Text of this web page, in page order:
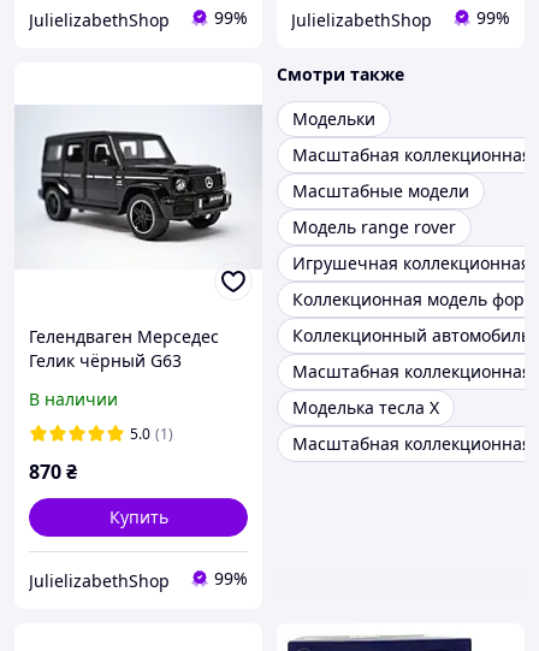
JulielizabethShop 99% JulielizabethShop 99%
Гелендваген Мерседес
Гелик чёрный G63
модель коллекционная
MERCEDES BENZ G63
В наличии
5.0 (1)
870₴
Купить
JulielizabethShop 99%
Смотри также
Модельки
Масштабная
Масштабные модели
Модель range rover
Игрушечная коллекционная
Коллекционная модель форд
Коллекционный автомобиль
Масштабная
Моделька тесла X
Масштабная